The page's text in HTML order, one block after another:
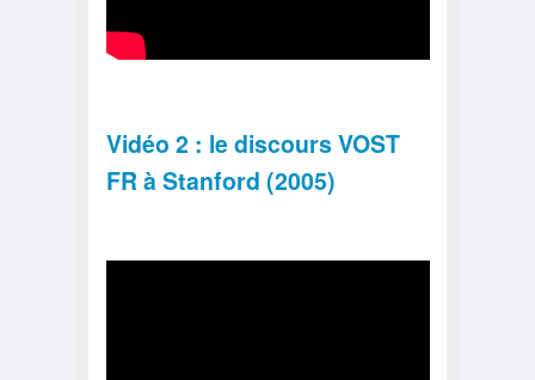
Vidéo 2 : le discours VOST
FR à Stanford (2005)